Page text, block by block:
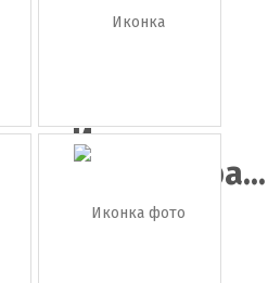
Иконка
фотоаппара...